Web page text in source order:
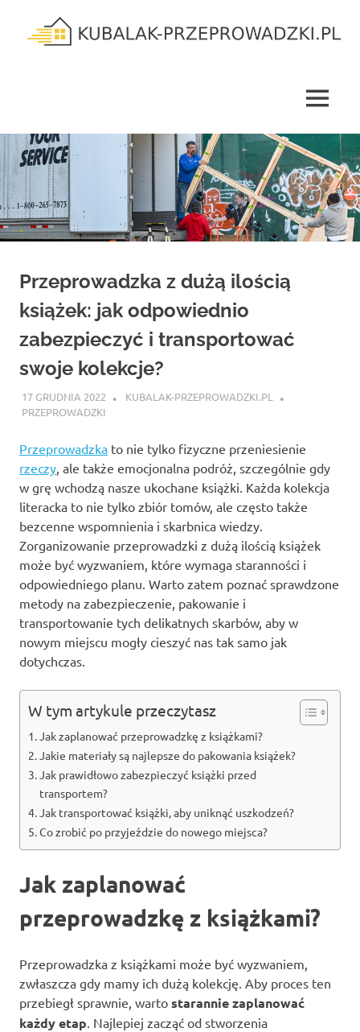
content
MENU
Przeprowadzka z dużą ilością
książek: jak odpowiednio
zabezpieczyć i transportować
swoje kolekcje?
17 GRUDNIA 2022
KUBALAK-PRZEPROWADZKI.PL
PRZEPROWADZKI
Przeprowadzka to nie tylko fizyczne przeniesienie
rzeczy , ale także emocjonalna podróż, szczególnie gdy
w grę wchodzą nasze ukochane książki. Każda kolekcja
literacka to nie tylko zbiór tomów, ale często także
bezcenne wspomnienia i skarbnica wiedzy.
Zorganizowanie przeprowadzki z dużą ilością książek
może być wyzwaniem, które wymaga staranności i
odpowiedniego planu. Warto zatem poznać sprawdzone
metody na zabezpieczenie, pakowanie i
transportowanie tych delikatnych skarbów, aby w
nowym miejscu mogły cieszyć nas tak samo jak
dotychczas.
W tym artykule przeczytasz
Jak zaplanować przeprowadzkę z książkami?
Jakie materiały są najlepsze do pakowania książek?
Jak prawidłowo zabezpieczyć książki przed
transportem?
Jak transportować książki, aby uniknąć uszkodzeń?
Co zrobić po przyjeździe do nowego miejsca?
Jak zaplanować
przeprowadzkę z książkami?
Przeprowadzka z książkami może być wyzwaniem,
zwłaszcza gdy mamy ich dużą kolekcję. Aby proces ten
przebiegł sprawnie, warto starannie zaplanować
każdy etap . Najlepiej zacząć od stworzenia